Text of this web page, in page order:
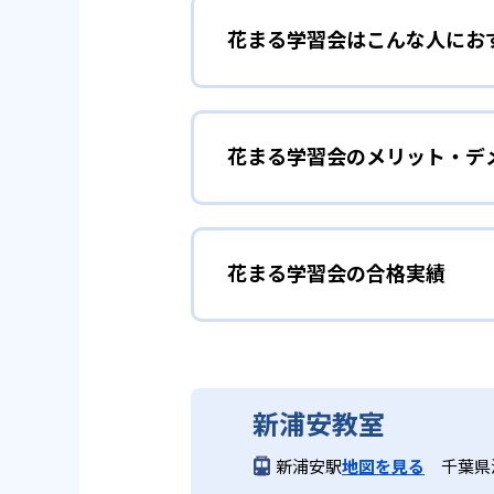
花まる学習会独自の「算数脳」
す学習法である。単なる計算練
他者の発想を取り入れながら、
2 言語活動で
多彩な物語や実用文を題材にし
合わせることで、語彙力や文脈
定期的に実施する野外体験プロ
記録や報告書作成を通じて学び
体性も同時に育成。
花まる学習会はこんな人にお
幼児期の発達段階に合わせて、
で、運筆や迷路、「なぞペー
「遊び」のように体験し、自発
いながら指導することで、成功
の専用の宿題ページを通じて家
基盤力と
漢字や計算などの基盤力を固め
い子に適している。90分×年間
授業と講師による個別サポート
花まる学習会のメリット・デ
花まる学習会の大きなメリット
ばせる点である。また、思考
実現されている。さらに、幼児
花まる学習会の合格実績
花まる学習会は合格実績を公式
新浦安教室
新浦安駅地図を見る 千葉